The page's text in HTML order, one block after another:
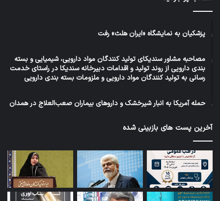
پزشکیان به نمایشگاه «ایران هلث» رفت
مصاحبه مشاور سندیکای تولید کنندگان مواد دارویی، شیمیایی و بسته
بندی دارویی از روند تولید و اقدامات دبیرخانه سندیکا در راستای خدمت
رسانی به تولید کنندگان مواد دارویی و ملزومات بسته بندی دارویی
حمله آمریکا به انبار شیرخشک و داروهای بیماران صعب‌العلاج در همدان
آخرین پست های بازبینی شده